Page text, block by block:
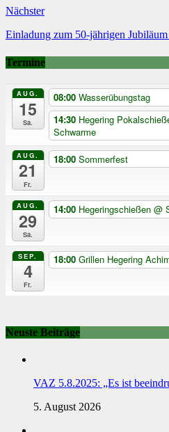
Nächster
Einladung zum 50-jährigen
Termine
AUG.
15
Sa.
08:00 Wasserübungstag
14:30 Hegering
Schwarme
AUG.
21
Fr.
18:00 Sommerfest
AUG.
29
Sa.
14:00 Hegeringschießen @
SEP.
4
Fr.
18:00 Grillen Hegering
Neuste Beiträge
VAZ 5.8.2025: „Es ist
5. August 2026